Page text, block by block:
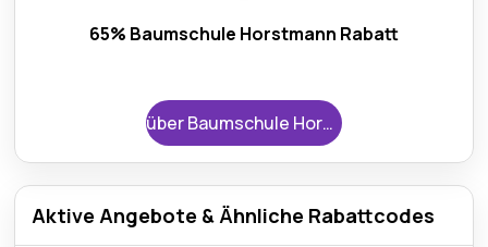
65% Baumschule Horstmann Rabatt
über Baumschule Horstmann
Aktive Angebote & Ähnliche Rabattcodes